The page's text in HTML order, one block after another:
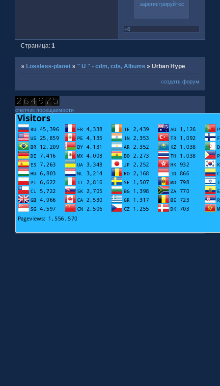
зарегистрируйтесь
+6
Страница:1
»Lossless-planet » " U " - cdm, cds, Albums »Urban Hype
создать форум
счетчик посещаемости